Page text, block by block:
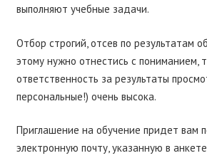
выполняют учебные задачи.
Отбор строгий, отсев по результатам
этому нужно отнестись с пониманием,
ответственность за результаты
персональные!) очень высока.
Приглашение на обучение придет вам
электронную почту, указанную в